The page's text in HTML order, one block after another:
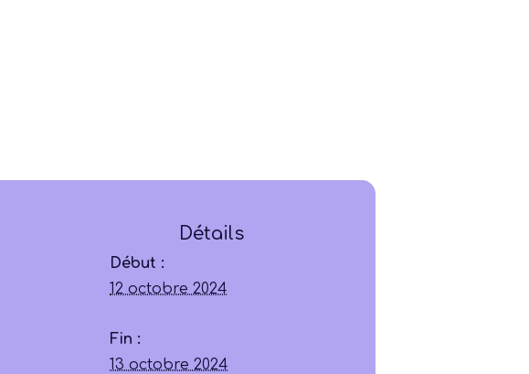
Détails
Début :
12 octobre 2024
Fin :
13 octobre 2024